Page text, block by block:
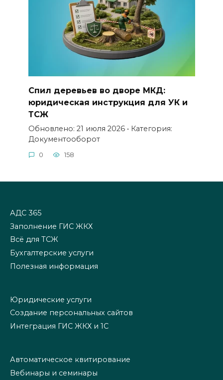
Спил деревьев во дворе МКД:
юридическая инструкция для УК и
ТСЖ
Обновлено: 21 июля 2026 • Категория:
Документооборот
0 158
АДС 365
Заполнение ГИС ЖКХ
Всё для ТСЖ
Бухгалтерские услуги
Полезная информация
Юридические услуги
Создание персональных сайтов
Интеграция ГИС ЖКХ и 1С
Автоматическое квитирование
Вебинары и семинары